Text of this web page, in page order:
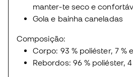
manter-te seco e
Gola e bainha caneladas
Composição:
Corpo: 93 % poliéster, 7 %
Rebordos: 96 % poliéster,